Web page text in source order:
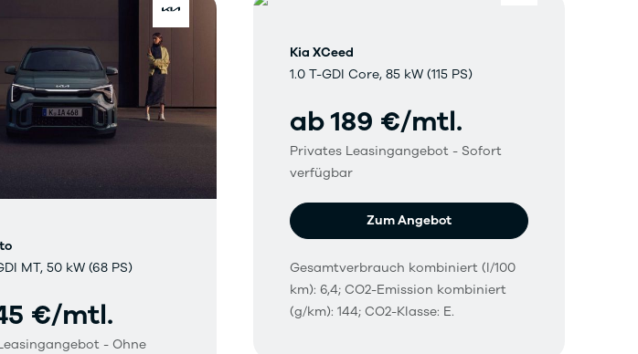
MT, 50 kW (68 PS)
€/mtl.
- Ohne
Kia XCeed
1.0 T-GDI Core, 85 kW (115 PS)
ab 189 €/mtl.
Privates Leasingangebot - Sofort
verfügbar
Zum Angebot
Gesamtverbrauch kombiniert (l/100
km): 6,4; CO2-Emission kombiniert
(g/km): 144; CO2-Klasse: E.